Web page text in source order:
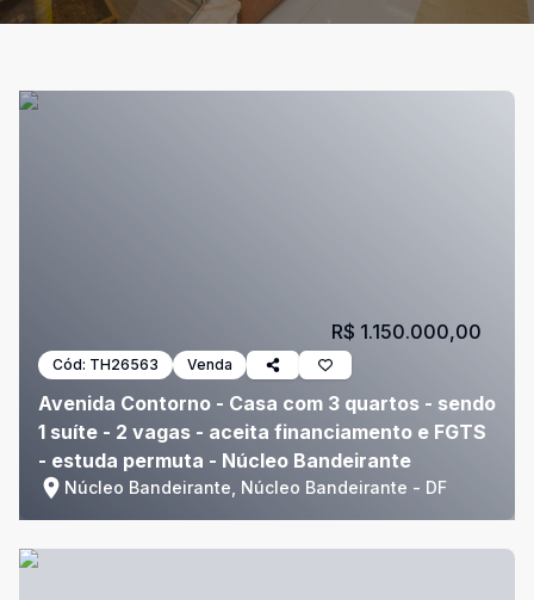
Cód: TH26563 Venda
Avenida Contorno - Casa com 3 quartos - sendo
1 suíte - 2 vagas - aceita financiamento e FGTS
- estuda permuta - Núcleo Bandeirante
Núcleo Bandeirante, Núcleo Bandeirante - DF
R$ 1.150.000,00